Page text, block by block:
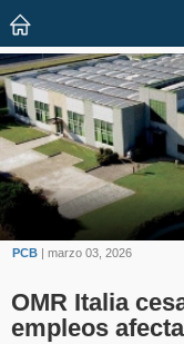
PCB | marzo 03, 2026
OMR Italia
empleos